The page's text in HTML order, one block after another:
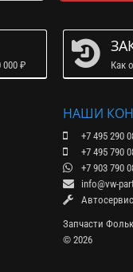
₽ Как
НАШИ
+7 495 290
+7 495 790
+7 903 790
info@vw-
Запчасти
© 2026